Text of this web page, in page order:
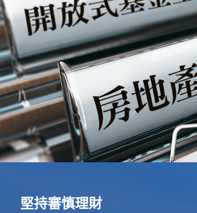
堅持審慎理財